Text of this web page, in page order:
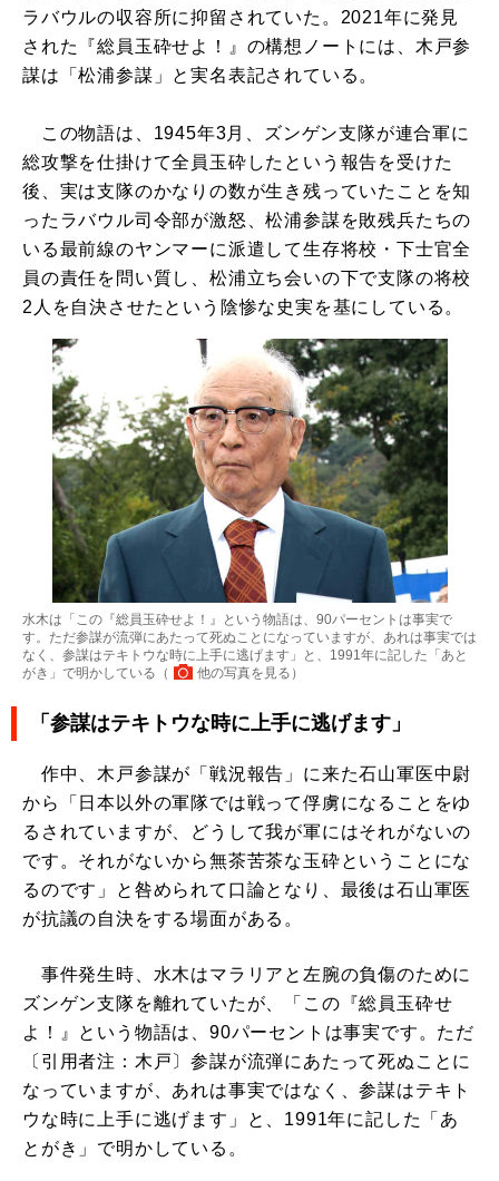
ラバウルの収容所に抑留されていた。2021年に発見
された『総員玉砕せよ！』の構想ノートには、木戸参
謀は「松浦参謀」と実名表記されている。
この物語は、1945年3月、ズンゲン支隊が連合軍に
総攻撃を仕掛けて全員玉砕したという報告を受けた
後、実は支隊のかなりの数が生き残っていたことを知
ったラバウル司令部が激怒、松浦参謀を敗残兵たちの
いる最前線のヤンマーに派遣して生存将校・下士官全
員の責任を問い質し、松浦立ち会いの下で支隊の将校
2人を自決させたという陰惨な史実を基にしている。
水木は「この『総員玉砕せよ！』という物語は、90パーセントは事実で
す。ただ参謀が流弾にあたって死ぬことになっていますが、あれは事実では
なく、参謀はテキトウな時に上手に逃げます」と、1991年に記した「あと
がき」で明かしている（
他の写真を見る ）
「参謀はテキトウな時に上手に逃げます」
作中、木戸参謀が「戦況報告」に来た石山軍医中尉
から「日本以外の軍隊では戦って俘虜になることをゆ
るされていますが、どうして我が軍にはそれがないの
です。それがないから無茶苦茶な玉砕ということにな
るのです」と咎められて口論となり、最後は石山軍医
が抗議の自決をする場面がある。
事件発生時、水木はマラリアと左腕の負傷のために
ズンゲン支隊を離れていたが、「この『総員玉砕せ
よ！』という物語は、90パーセントは事実です。ただ
〔引用者注：木戸〕参謀が流弾にあたって死ぬことに
なっていますが、あれは事実ではなく、参謀はテキト
ウな時に上手に逃げます」と、1991年に記した「あ
とがき」で明かしている。